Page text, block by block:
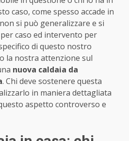
caso, come spesso accade in
si può generalizzare e si
caso ed intervento per
di questo nostro
la nostra attenzione sul
nuova caldaia da
. Chi deve sostenere questa
in maniera dettagliata
aspetto controverso e